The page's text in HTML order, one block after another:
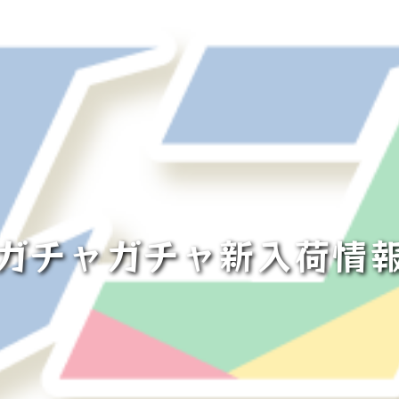
チャガチャ新入荷情